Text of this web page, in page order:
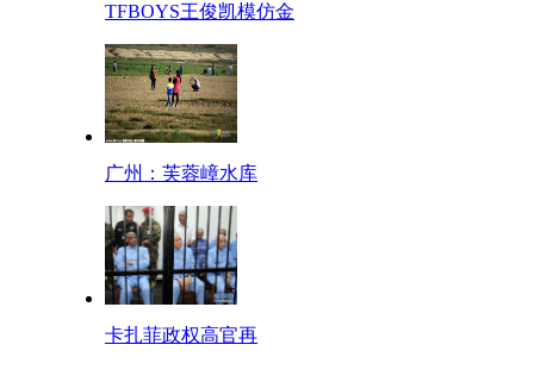
TFBOYS王俊凯模仿金
广州：芙蓉嶂水库
卡扎菲政权高官再